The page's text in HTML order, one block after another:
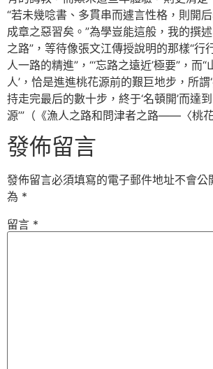
“若未幾唸書、多貫串而遽言性格，則開
成章之惡習矣。”為學豈能這般，我的撰
之路”，等待像張文江傳授說明的那樣“行
人一路的精進”，“‘忘路之遠近’極要”，而“
人’，恰是進進桃花源前的艱巨地步，所謂
持走完最后的數十步，終于‘名頓開’而達
源’”（《漁人之路和問津者之路——〈桃
發佈留言
發佈留言必須填寫的電子郵件地址不會公
為 *
留言 *